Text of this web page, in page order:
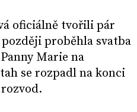
oficiálně tvořili pár
proběhla svatba
Marie na
se rozpadl na konci